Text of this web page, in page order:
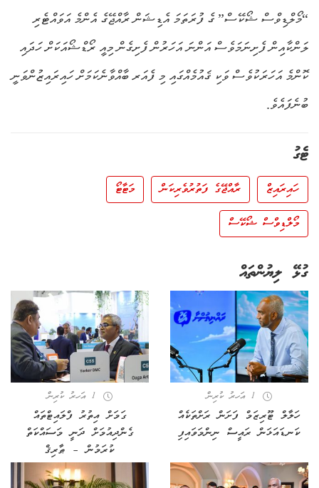
“މޯލްޑިވްސް ޝޯކޭސް” ގެ ފުރަތަމަ އެޑިޝަން ރާއްޖޭގެ އެންމެ އަވައްޓެރި
ލަންކާއިން ފެށިނަމަވެސް އަންނަ އަހަރުން ފެށިގެން މިއީ ރޯޑްޝޯއަކަށް ހަދައި
ކޮންމެ އަހަރަކުވެސް ވަކި ޤައުމެއްގައި މި ފެއަރ ބާއްވާނެކަމަށް ހައިރައިޒުންވަނީ
ބުނެފައެވެ.
ޓެގު
ހައިރައިޒް ރާއްޖޭގެ ފަތުރުވެރިކަން
މަޓާޓޯ
މޯލްޑިވްސް ޝޯކޭސް
ގުޅޭ ލިޔުންތައް
1 އަހރު ކުރިން
ހަލާލް ޓޫރިޒަމް ފަށަން ރަށްތަކެއް
ކަނޑައަޅަން ރައީސް ނިންމަވައިފި
1 އަހރު ކުރިން
ގަމަށް އިތުރު ފްލައިޓްތައް
ގެންދިއުމަށް ދަނީ މަސައްކަތް
ކުރަމުން – ޠާރިޤް